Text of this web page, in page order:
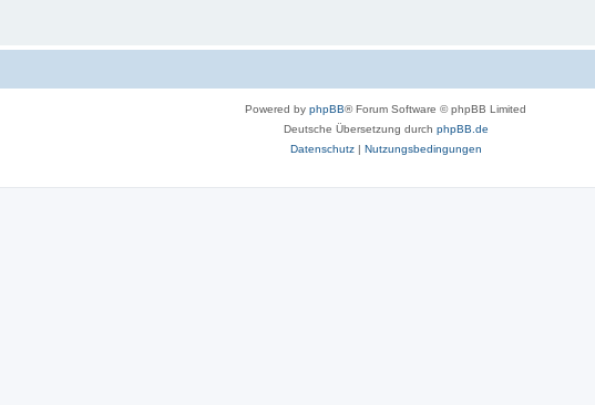
Powered by phpBB® Forum Software © phpBB Limited
Deutsche Übersetzung durch phpBB.de
Datenschutz| Nutzungsbedingungen